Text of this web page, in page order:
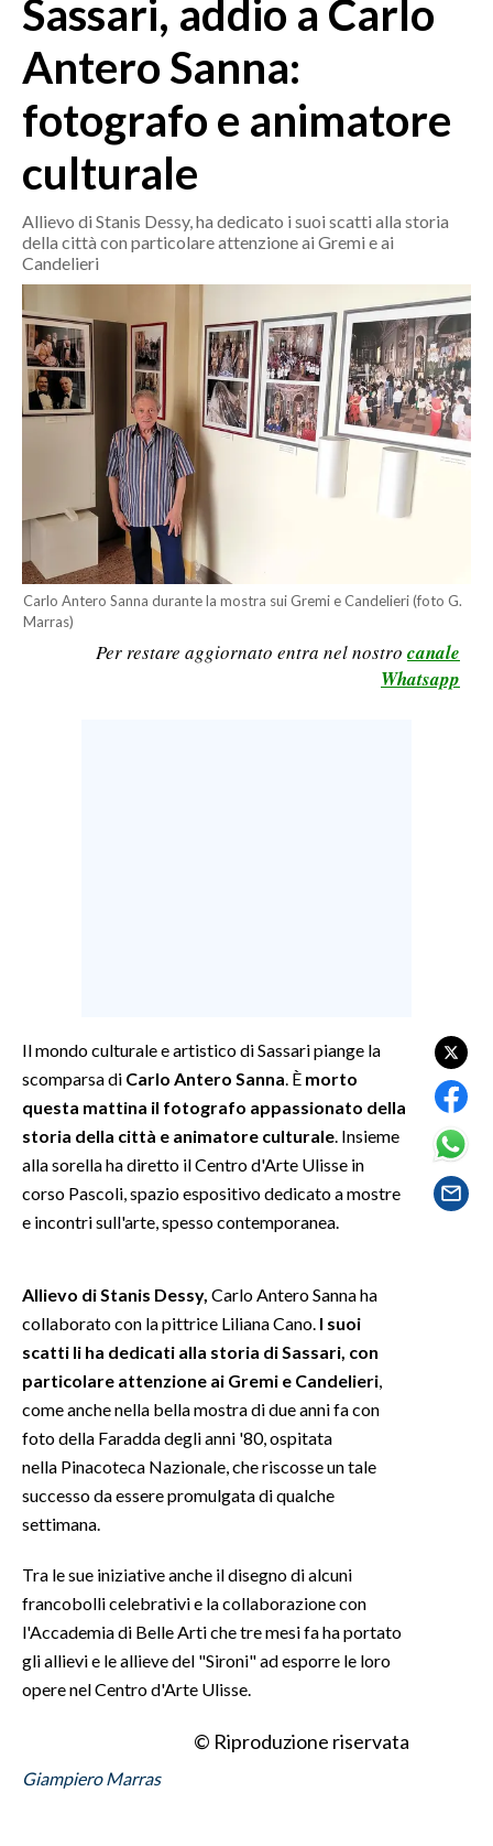
MEDIO CAMPIDANO
ORISTANO E PROVINCIA
SASSARI E PROVINCIA
GALLURA
NUORO E PROVINCIA
OGLIASTRA
CRONACA
MONDO
POLITICA
SERVIZI ALLE IMPRESE
LAVORO
BANDI
SPORT IN SARDEGNA
GOSSIP
SALUTE
SARDEGNA TURISMO
EVENTI
3 MINUTI CON
INSULARITÀ
INFO AZIENDE
ANNUNCI
NECROLOGI
PUBBLICITÀ
SPIAGGE
Sassari, addio a Carlo
Antero Sanna:
fotografo e animatore
culturale
Allievo di Stanis Dessy, ha dedicato i suoi scatti alla storia
della città con particolare attenzione ai Gremi e ai
Candelieri
Carlo Antero Sanna durante la mostra sui Gremi e Candelieri (foto G.
Marras)
Per restare aggiornato entra nel nostro canale
Whatsapp
Il mondo culturale e artistico di Sassari piange la
scomparsa di Carlo Antero Sanna . È morto
questa mattina il fotografo appassionato della
storia della città e animatore culturale . Insieme
alla sorella ha diretto il Centro d'Arte Ulisse in
corso Pascoli, spazio espositivo dedicato a mostre
e incontri sull'arte, spesso contemporanea.
Allievo di Stanis Dessy, Carlo Antero Sanna ha
collaborato con la pittrice Liliana Cano. I suoi
scatti li ha dedicati alla storia di Sassari, con
particolare attenzione ai Gremi e Candelieri
come anche nella bella mostra di due anni fa con
foto della Faradda degli anni '80, ospitata
nella Pinacoteca Nazionale, che riscosse un tale
successo da essere promulgata di qualche
settimana.
Tra le sue iniziative anche il disegno di alcuni
francobolli celebrativi e la collaborazione con
l'Accademia di Belle Arti che tre mesi fa ha portato
gli allievi e le allieve del "Sironi" ad esporre le loro
opere nel Centro d'Arte Ulisse.
© Riproduzione riservata
Giampiero Marras